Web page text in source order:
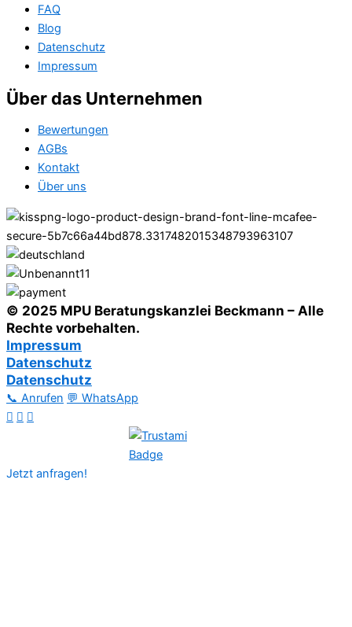
FAQ
Blog
Datenschutz
Impressum
Über das Unternehmen
Bewertungen
AGBs
Kontakt
Über uns
© 2025 MPU Beratungskanzlei Beckmann – Alle
Rechte vorbehalten.
Impressum
Datenschutz
Datenschutz
📞 Anrufen 💬 WhatsApp
Jetzt anfragen!